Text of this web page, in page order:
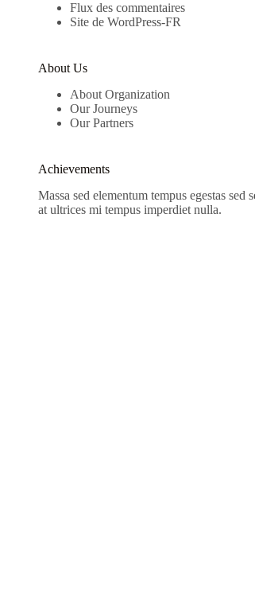
Flux des commentaires
Site de WordPress-FR
About Us
About Organization
Our Journeys
Our Partners
Achievements
Massa sed elementum tempus egestas sed
at ultrices mi tempus imperdiet nulla.